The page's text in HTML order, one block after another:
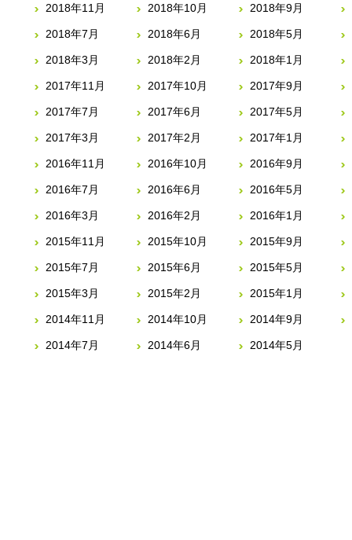
2018年11月 2018年10月 2018年9月
2018年7月 2018年6月 2018年5月
2018年3月 2018年2月 2018年1月
2017年11月 2017年10月 2017年9月
2017年7月 2017年6月 2017年5月
2017年3月 2017年2月 2017年1月
2016年11月 2016年10月 2016年9月
2016年7月 2016年6月 2016年5月
2016年3月 2016年2月 2016年1月
2015年11月 2015年10月 2015年9月
2015年7月 2015年6月 2015年5月
2015年3月 2015年2月 2015年1月
2014年11月 2014年10月 2014年9月
2014年7月 2014年6月 2014年5月